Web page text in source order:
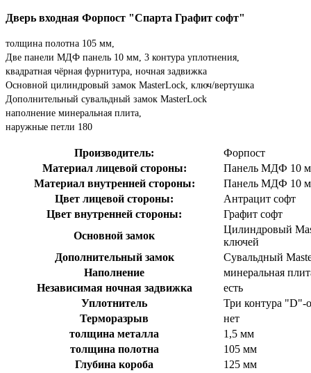
Дверь входная Форпост "Спарта Графит софт"
толщина полотна 105 мм,
Две панели МДФ панель 10 мм, 3 контура уплотнения,
квадратная чёрная фурнитура, ночная задвижка
Основной цилиндровый замок MasterLock, ключ/вертушка
Дополнительный сувальдный замок MasterLock
наполнение минеральная плита,
наружные петли 180
Производитель:
Форпост
Материал лицевой стороны:
Панель МДФ 10
Материал внутренней стороны:
Панель МДФ 10
Цвет лицевой стороны:
Антрацит софт
Цвет внутренней стороны:
Графит софт
Основной замок
Цилиндровый
ключей
Дополнительный замок
Сувальдный
Наполнение
минеральная
Независимая ночная задвижка
есть
Уплотнитель
Три контура "D"-
Терморазрыв
нет
толщина металла
1,5 мм
толщина полотна
105 мм
Глубина короба
125 мм